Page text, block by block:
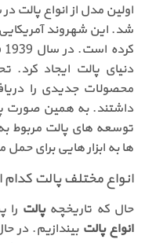
شد. این شهروند
دنیای پالت ایجاد
محصولات جدیدی را
داشتند. به همین صورت
توسعه های پالت مربوط
ها به ابزار هایی برای
انواع مختلف پالت کدام
حال که تاریخچه پالت را
انواع پالت بیندازیم. در